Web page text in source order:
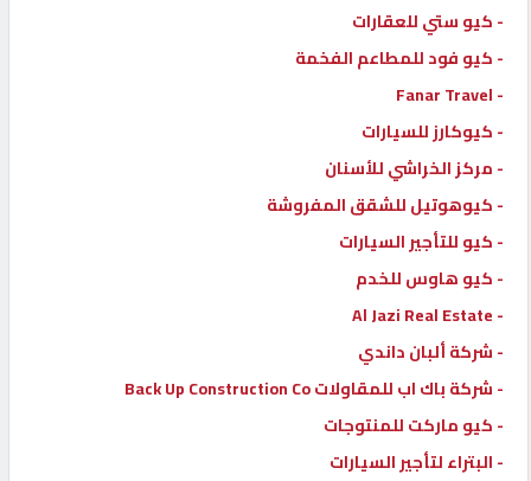
الدليل
القطري
POWERED
QHOST
- كيو ستي للعقارات
- كيو فود للمطاعم الفخمة
- Fanar Travel
- كيوكارز للسيارات
- مركز الخراشي للأسنان
- كيوهوتيل للشقق المفروشة
- كيو للتأجير السيارات
- كيو هاوس للخدم
- Al Jazi Real Estate
- شركة ألبان داندي
- شركة باك اب للمقاولات Back Up Construction Co
- كيو ماركت للمنتوجات
- البتراء لتأجير السيارات